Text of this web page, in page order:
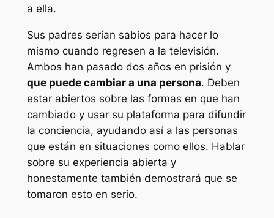
a ella.
Sus padres serían sabios para hacer lo
mismo cuando regresen a la televisión.
Ambos han pasado dos años en prisión y
que puede cambiar a una persona. Deben
estar abiertos sobre las formas en que han
cambiado y usar su plataforma para difundir
la conciencia, ayudando así a las personas
que están en situaciones como ellos. Hablar
sobre su experiencia abierta y
honestamente también demostrará que se
tomaron esto en serio.